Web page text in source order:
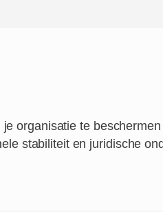
organisatie te
stabiliteit en juridische